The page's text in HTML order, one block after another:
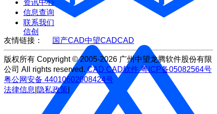
信创
资讯中心
信息查询
联系我们
友情链接： 国产CAD中望CADCAD
版权所有 Copyright © 2005-2026 广州中望龙腾软件股份有限
公司 All rights reserved. CAD CAD软件粤ICP备05082564号
粤公网安备 44010602008424号
法律信息 隐私政策